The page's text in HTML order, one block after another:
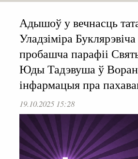
Адышоў у вечнасць
Уладзіміра
пробашча парафіі
Юды Тадэвуша ў
інфармацыя пра
19.10.2025 15:28